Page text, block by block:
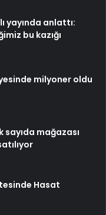
yayında anlattı:
bu kazığı
milyoner oldu
sayıda mağazası
Hasat